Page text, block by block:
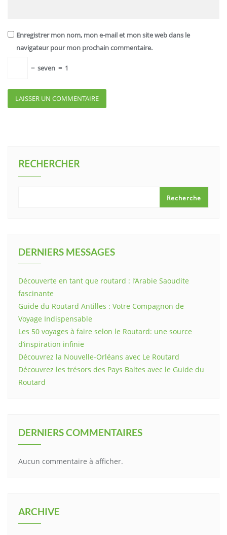
Enregistrer mon nom, mon e-mail et mon site web dans le
navigateur pour mon prochain commentaire.
− seven = 1
RECHERCHER
Recherche
DERNIERS MESSAGES
Découverte en tant que routard : l’Arabie Saoudite
fascinante
Guide du Routard Antilles : Votre Compagnon de
Voyage Indispensable
Les 50 voyages à faire selon le Routard: une source
d’inspiration infinie
Découvrez la Nouvelle-Orléans avec Le Routard
Découvrez les trésors des Pays Baltes avec le Guide du
Routard
DERNIERS COMMENTAIRES
Aucun commentaire à afficher.
ARCHIVE